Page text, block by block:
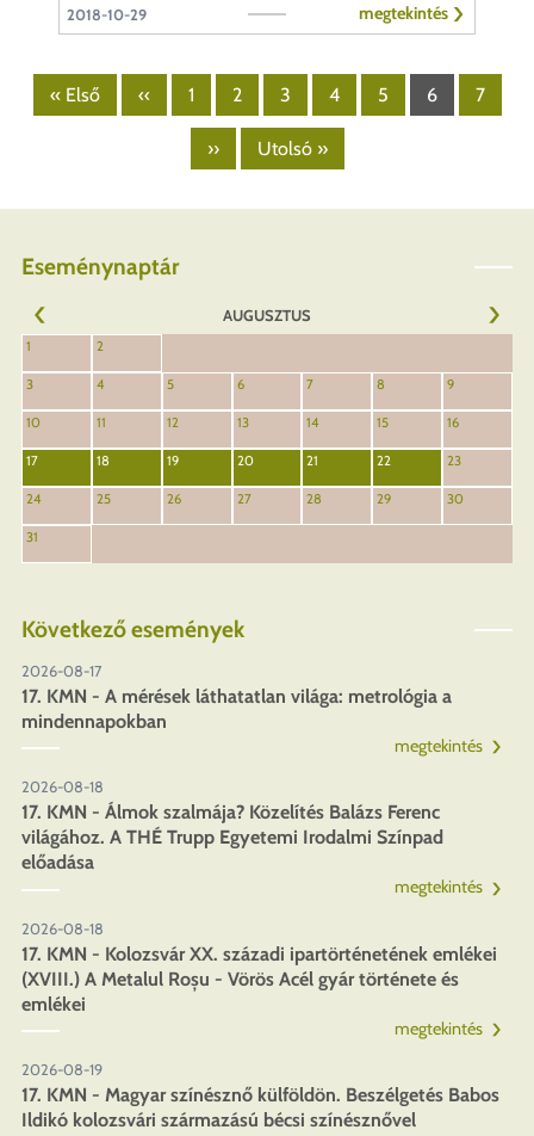
megtekintés
2018-10-29
Oldalszámozás
Első
oldal
« Első
Előző
oldal
‹‹ Page
1 Page
2 Page
3 Page
4 Page
5 Page
6 Page
7
Következő
oldal
››
Utolsó
oldal
Utolsó »
Eseménynaptár
ELŐZŐ
AUGUSZTUS
1 2
3 4 5 6 7 8 9
10 11 12 13 14 15 16
17 18 19 20 21 22 23
24 25 26 27 28 29 30
31
Következő események
2026-08-17
17. KMN - A mérések láthatatlan világa: metrológia a
mindennapokban
megtekintés
2026-08-18
17. KMN - Álmok szalmája? Közelítés Balázs Ferenc
világához. A THÉ Trupp Egyetemi Irodalmi Színpad
előadása
megtekintés
2026-08-18
17. KMN - Kolozsvár XX. századi ipartörténetének emlékei
(XVIII.) A Metalul Roșu - Vörös Acél gyár története és
emlékei
megtekintés
2026-08-19
17. KMN - Magyar színésznő külföldön. Beszélgetés Babos
Ildikó kolozsvári származású bécsi színésznővel